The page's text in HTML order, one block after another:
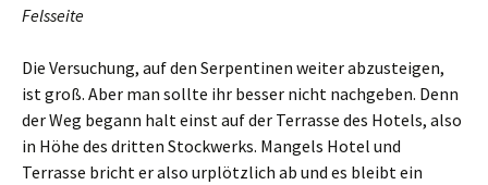
Felsseite
Die Versuchung, auf den Serpentinen weiter abzusteigen,
ist groß. Aber man sollte ihr besser nicht nachgeben. Denn
der Weg begann halt einst auf der Terrasse des Hotels, also
in Höhe des dritten Stockwerks. Mangels Hotel und
Terrasse bricht er also urplötzlich ab und es bleibt ein